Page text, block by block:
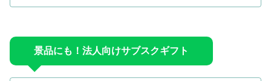
景品にも！法人向けサブスクギフト